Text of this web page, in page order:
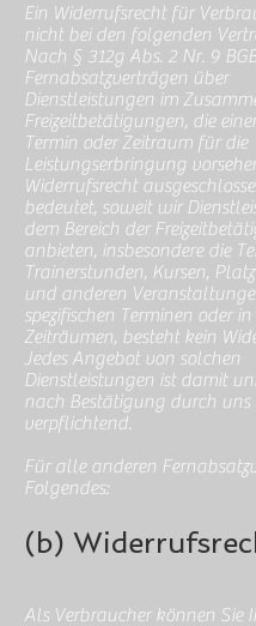
Ein Widerrufsrecht für
nicht bei den folgenden
Nach § 312g Abs. 2 Nr. 9
Fernabsatzverträgen über
Dienstleistungen im
Freizeitbetätigungen, die
Termin oder Zeitraum für die
Leistungserbringung
Widerrufsrecht
bedeutet, soweit wir
dem Bereich der
anbieten, insbesondere die
Trainerstunden, Kursen,
und anderen
spezifischen Terminen oder in
Zeiträumen, besteht kein
Jedes Angebot von solchen
Dienstleistungen ist damit
nach Bestätigung durch
verpflichtend.
Für alle anderen
Folgendes:
(b)
Als Verbraucher können Sie